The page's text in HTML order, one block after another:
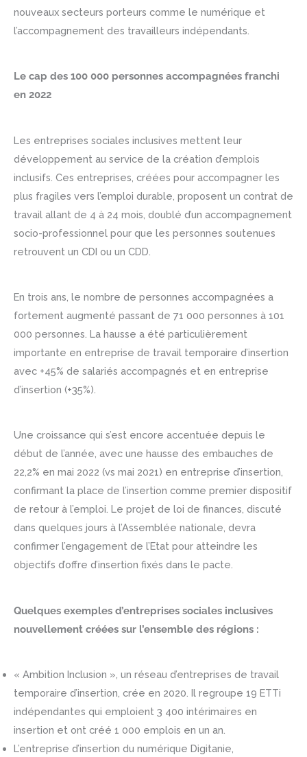
nouveaux secteurs porteurs comme le numérique et
l’accompagnement des travailleurs indépendants.
Le cap des 100 000 personnes accompagnées franchi
en 2022
Les entreprises sociales inclusives mettent leur
développement au service de la création d’emplois
inclusifs. Ces entreprises, créées pour accompagner les
plus fragiles vers l’emploi durable, proposent un contrat de
travail allant de 4 à 24 mois, doublé d’un accompagnement
socio-professionnel pour que les personnes soutenues
retrouvent un CDI ou un CDD.
En trois ans, le nombre de personnes accompagnées a
fortement augmenté passant de 71 000 personnes à 101
000 personnes. La hausse a été particulièrement
importante en entreprise de travail temporaire d’insertion
avec +45% de salariés accompagnés et en entreprise
d’insertion (+35%).
Une croissance qui s’est encore accentuée depuis le
début de l’année, avec une hausse des embauches de
22,2% en mai 2022 (vs mai 2021) en entreprise d’insertion,
confirmant la place de l’insertion comme premier dispositif
de retour à l’emploi. Le projet de loi de finances, discuté
dans quelques jours à l’Assemblée nationale, devra
confirmer l’engagement de l’Etat pour atteindre les
objectifs d’offre d’insertion fixés dans le pacte.
Quelques exemples d’entreprises sociales inclusives
nouvellement créées sur l’ensemble des régions :
« Ambition Inclusion », un réseau d’entreprises de travail
temporaire d’insertion, crée en 2020. Il regroupe 19 ETTi
indépendantes qui emploient 3 400 intérimaires en
insertion et ont créé 1 000 emplois en un an.
L’entreprise d’insertion du numérique Digitanie,